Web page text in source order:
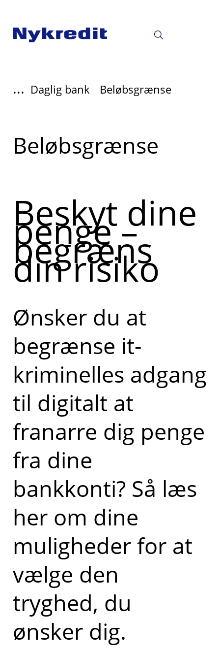
... Daglig bank Beløbsgrænse
Læs
mere
Beløbsgrænse
Beskyt dine
penge –
begræns
din risiko
Ønsker du at
begrænse it-
kriminelles adgang
til digitalt at
franarre dig penge
fra dine
bankkonti? Så læs
her om dine
muligheder for at
vælge den
tryghed, du
ønsker dig.